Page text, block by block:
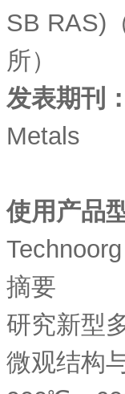
SB RAS)
所）
发表期刊
Metals
使用产品
摘要
研究新型
微观结构